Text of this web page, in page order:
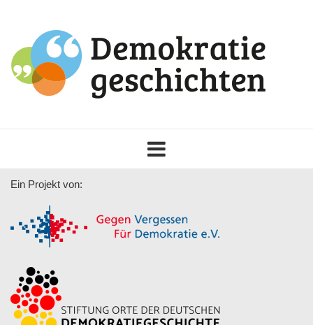
navigation
Ein Projekt von: